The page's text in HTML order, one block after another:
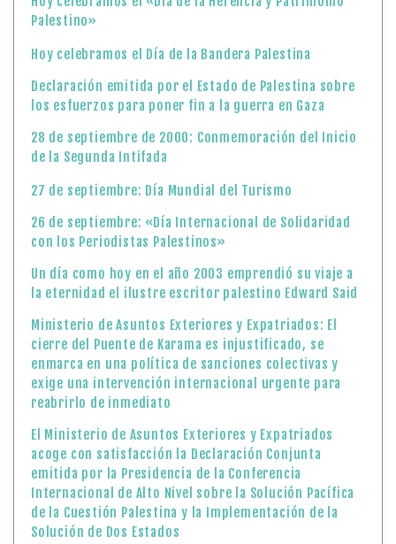
Palestino»
Hoy celebramos el Día de la Bandera Palestina
Declaración emitida por el Estado de Palestina sobre
los esfuerzos para poner fin a la guerra en Gaza
28 de septiembre de 2000: Conmemoración del Inicio
de la Segunda Intifada
27 de septiembre: Día Mundial del Turismo
26 de septiembre: «Día Internacional de Solidaridad
con los Periodistas Palestinos»
Un día como hoy en el año 2003 emprendió su viaje a
la eternidad el ilustre escritor palestino Edward Said
Ministerio de Asuntos Exteriores y Expatriados: El
cierre del Puente de Karama es injustificado, se
enmarca en una política de sanciones colectivas y
exige una intervención internacional urgente para
reabrirlo de inmediato
El Ministerio de Asuntos Exteriores y Expatriados
acoge con satisfacción la Declaración Conjunta
emitida por la Presidencia de la Conferencia
Internacional de Alto Nivel sobre la Solución Pacífica
de la Cuestión Palestina y la Implementación de la
Solución de Dos Estados